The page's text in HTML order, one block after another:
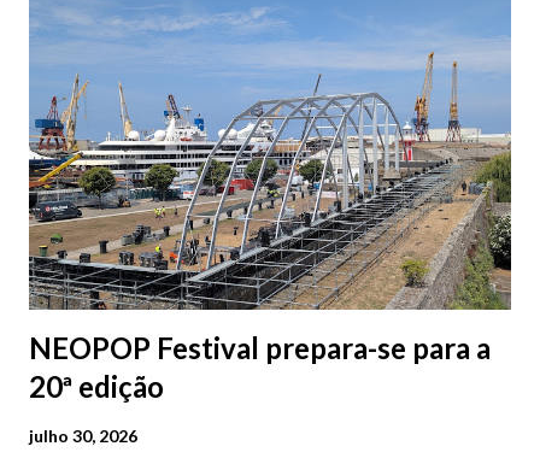
subterrâneos. O Parque da Estação Viana Shopping é grátis de
2ª a 5ª feira a partir das 20:00 (DIAS ÚTEIS)
NEOPOP Festival prepara-se para a
20ª edição
julho 30, 2026